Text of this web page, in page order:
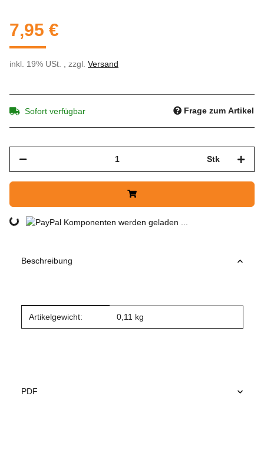
7,95 €
inkl. 19% USt. , zzgl. Versand
Sofort verfügbar Frage zum Artikel
Stk
Loading... Komponenten werden geladen ...
Beschreibung
Produkteigenschaft
Wert
Artikelgewicht: 0,11 kg
PDF